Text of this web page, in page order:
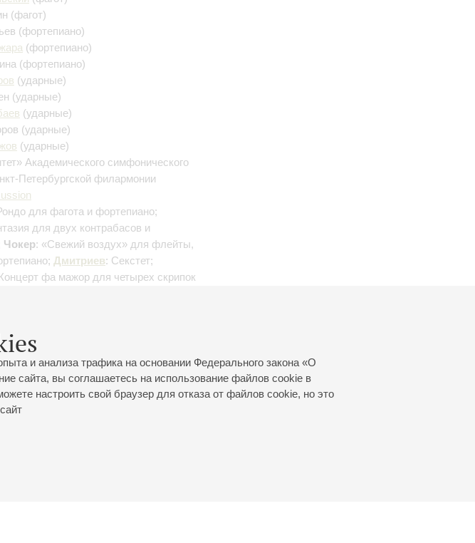
и анализа трафика на основании Федерального закона «О
сайта, вы соглашаетесь на использование файлов cookie в
настроить свой браузер для отказа от файлов cookie, но это
(фагот)
(фортепиано)
(фортепиано)
(фортепиано)
(ударные)
(ударные)
(ударные)
(ударные)
(ударные)
Академического симфонического
Петербургской филармонии
для фагота и фортепиано;
для двух контрабасов и
Чокер: «Свежий воздух» для флейты,
Дмитриев: Секстет;
фа мажор для четырех скрипок
Percussion